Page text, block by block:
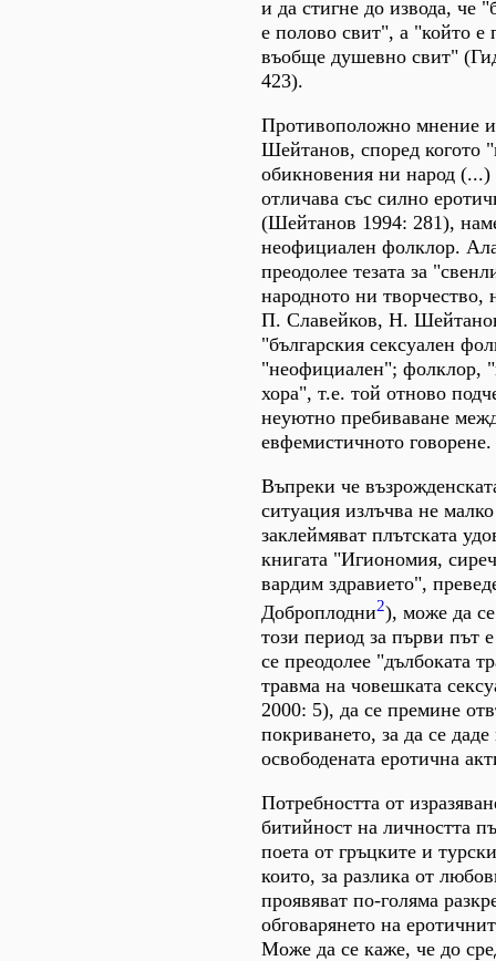
и да стигне до извода, че
е полово свит", а "който е
въобще душевно свит"
423).
Противоположно мнение
Шейтанов, според когото
обикновения ни народ (...)
отличава със силно
(Шейтанов 1994: 281),
неофициален фолклор.
преодолее тезата за
народното ни
П. Славейков, Н.
"българския сексуален
"неофициален"; фолклор,
хора", т.е. той отново
неуютно пребиваване
евфемистичното говорене.
Въпреки че
ситуация излъчва не
заклеймяват плътската
книгата "Игиономия,
вардим здравието",
Доброплодни2), може да
този период за първи път
се преодолее "дълбоката
травма на човешката
2000: 5), да се премине
покриването, за да се даде
освободената еротична
Потребността от
битийност на личността
поета от гръцките и
които, за разлика от
проявяват по-голяма
обговарянето на
Може да се каже, че до